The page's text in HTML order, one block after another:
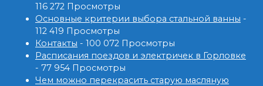
116 272 Просмотры
Основные критерии выбора стальной ванны -
112 419 Просмотры
Контакты - 100 072 Просмотры
Расписания поездов и электричек в Горловке
- 77 954 Просмотры
Чем можно перекрасить старую масляную